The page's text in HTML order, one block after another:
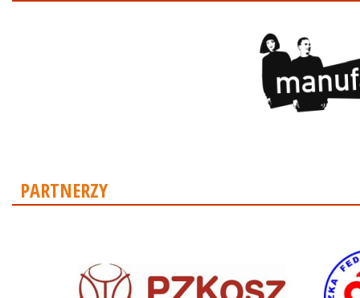
PARTNERZY